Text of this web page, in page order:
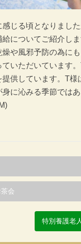
じる頃となりまし
についてご紹介し
や風邪予防の為に
いただいています
供しています。T
に沁みる季節では
会
特別養護老